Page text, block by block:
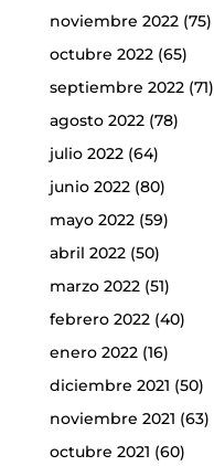
noviembre 2022(75)
octubre 2022(65)
septiembre 2022(71)
agosto 2022(78)
julio 2022(64)
junio 2022(80)
mayo 2022(59)
abril 2022(50)
marzo 2022(51)
febrero 2022(40)
enero 2022(16)
diciembre 2021 (50)
noviembre 2021 (63)
octubre 2021 (60)